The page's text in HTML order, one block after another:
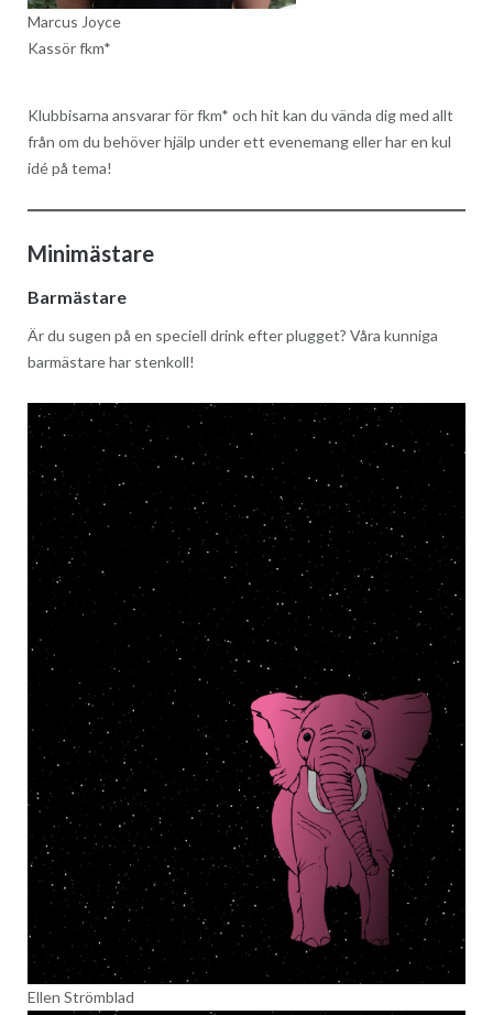
Marcus Joyce
Kassör fkm*
Klubbisarna ansvarar för fkm* och hit kan du vända dig med allt
från om du behöver hjälp under ett evenemang eller har en kul
idé på tema!
Minimästare
Barmästare
Är du sugen på en speciell drink efter plugget? Våra kunniga
barmästare har stenkoll!
Ellen Strömblad